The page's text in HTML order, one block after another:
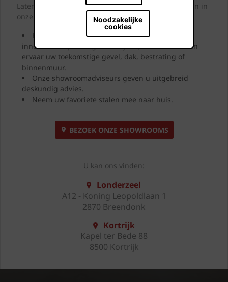
Noodzakelijke
cookies
Laten we samen letterlijk uw dromen tastbaar maken in
onze showrooms.
Kom langs en laat u inspireren door onze
innovatieve oplossingen. Bekijk ze, neem ze vast en
ervaar uw toekomstige gevel, dak, bestrating of
binnenmuur.
Onze showroomadviseurs geven u uitgebreid
deskundig advies.
Neem uw favoriete stalen mee naar huis.
BEZOEK ONZE SHOWROOMS
U kan ons vinden:
Londerzeel
A12 - Koning Leopoldlaan 1
2870 Breendonk
Kortrijk
Kapel ter Bede 88
8500 Kortrijk